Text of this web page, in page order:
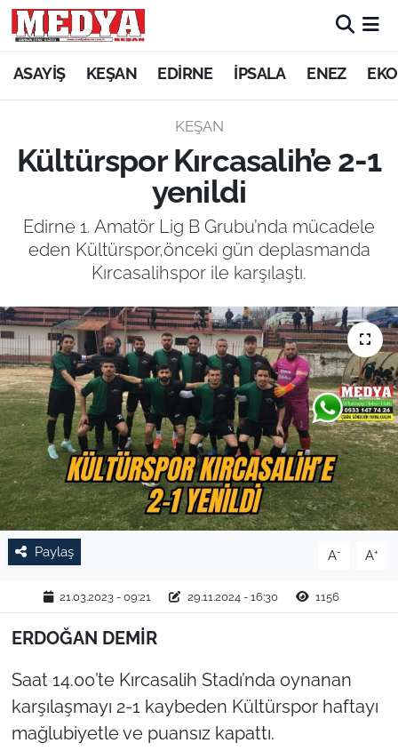
ASAYİŞ KEŞAN EDİRNE İPSALA ENEZ
KEŞAN
Kültürspor Kırcasalih’e 2-1
yenildi
Edirne 1. Amatör Lig B Grubu’nda mücadele
eden Kültürspor,önceki gün deplasmanda
Kırcasalihspor ile karşılaştı.
Paylaş A- A+
21.03.2023 - 09:21 29.11.2024 - 16:30 1156
ERDOĞAN DEMİR
Saat 14.00’te Kırcasalih Stadı’nda oynanan
karşılaşmayı 2-1 kaybeden Kültürspor haftayı
mağlubiyetle ve puansız kapattı.
KEŞAN
ASAYİŞ
GÜNDEM
SAĞLIK
EĞİTİM
TARIM VE HAYVANCILIK
KÜLTÜR SANAT
RESMİ İLAN
SPOR
YAŞAM
TEKİRDAĞ
KIRKLARELİ